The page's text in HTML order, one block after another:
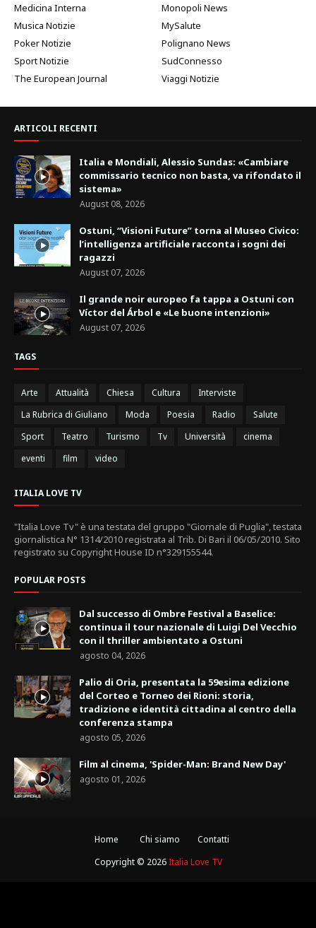
Medicina Interna
Monopoli News
Musica Notizie
MySalute
Poker Notizie
Polignano News
Sport Notizie
SudConnesso
The European Journal
Viaggi Notizie
ARTICOLI RECENTI
Italia e Mondiali, Alessio Sundas: «Cambiare
commissario tecnico non basta, va rifondato il
sistema»
August 08, 2026
Ostuni, “Visioni Future” torna al Museo Civico:
l’intelligenza artificiale racconta i sogni dei
ragazzi
August 07, 2026
Il grande noir europeo fa tappa a Ostuni con
Víctor del Árbol e «Le buone intenzioni»
August 07, 2026
TAGS
Arte Attualità Chiesa Cultura
Interviste
La Rubrica di Giuliano
Moda Poesia Radio
Salute
Sport
Teatro Turismo Tv Università
cinema
eventi
film video
ITALIA LOVE TV
"Italia Love Tv" è una testata del gruppo "Giornale di Puglia", testata
giornalistica N° 1314/2010 registrata al Trib. Di Bari il 06/05/2010. Sito
registrato su Copyright House ID n°329155544.
POPULAR POSTS
Dal successo di Ombre Festival a Baselice:
continua il tour nazionale di Luigi Del Vecchio
con il thriller ambientato a Ostuni
agosto 04, 2026
Palio di Oria, presentata la 59esima edizione
del Corteo e Torneo dei Rioni: storia,
tradizione e identità cittadina al centro della
conferenza stampa
agosto 05, 2026
Film al cinema, 'Spider-Man: Brand New Day'
agosto 01, 2026
Home Chi siamo
Contatti
Copyright © 2026 Italia Love TV